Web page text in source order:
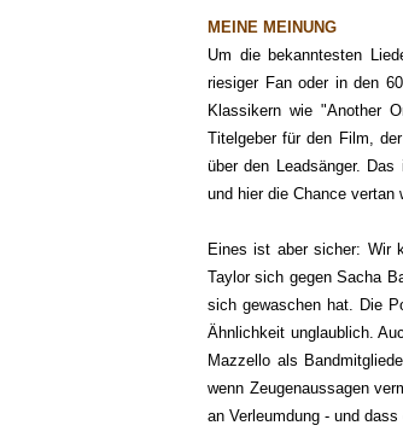
MEINE MEINUNG
Um die bekanntesten
riesiger Fan oder in den
Klassikern wie "Another
Titelgeber für den Film,
über den Leadsänger.
und hier die Chance vertan
Eines ist aber sicher: Wir
Taylor sich gegen Sacha
sich gewaschen hat. Die
Ähnlichkeit unglaublich.
Mazzello als
wenn Zeugenaussagen
an Verleumdung - und